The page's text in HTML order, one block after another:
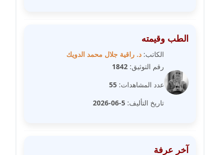
مدونة غادة زهران
مدونة غادة سيد
عاملة
مدونة فاطمة البسريني
الطب وقيمته
الكاتب: د. راقية جلال محمد الدويك
رقم التوثيق: 1842
عدد المشاهدات: 55
تاريخ التأليف: 5-06-2026
آخر عرفة